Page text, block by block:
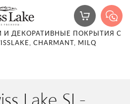
И ДЕКОРАТИВНЫЕ ПОКРЫТИЯ С
CHARMANT, MILQ
Lake SL-